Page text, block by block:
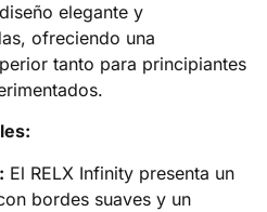
elegante y
ofreciendo una
tanto para principiantes
El RELX Infinity presenta un
bordes suaves y un